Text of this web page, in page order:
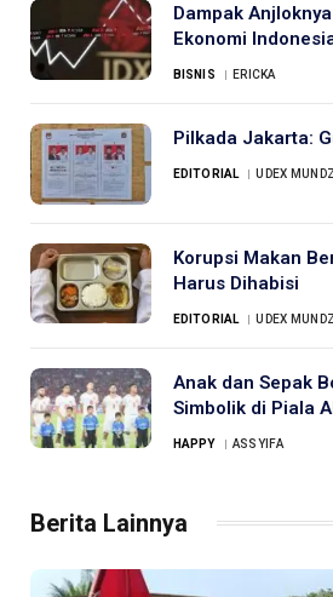
Dampak
Ekonomi
BISNIS ERICKA
Pilkada Jakarta:
EDITORIAL UDEX
Korupsi Makan
Harus Dihabisi
EDITORIAL UDEX
Anak dan Sepak
Simbolik di Piala
HAPPY ASSYIFA
Berita Lainnya